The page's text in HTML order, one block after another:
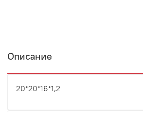
Описание
20*20*16*1,2